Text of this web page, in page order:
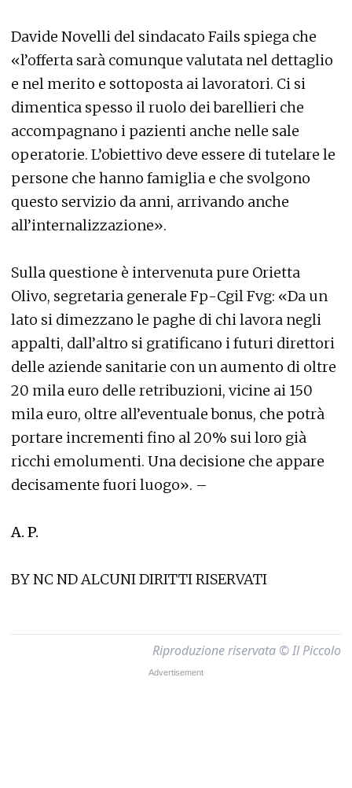
Davide Novelli del sindacato Fails spiega che
«l’offerta sarà comunque valutata nel dettaglio
e nel merito e sottoposta ai lavoratori. Ci si
dimentica spesso il ruolo dei barellieri che
accompagnano i pazienti anche nelle sale
operatorie. L’obiettivo deve essere di tutelare le
persone che hanno famiglia e che svolgono
questo servizio da anni, arrivando anche
all’internalizzazione».
Sulla questione è intervenuta pure Orietta
Olivo, segretaria generale Fp-Cgil Fvg: «Da un
lato si dimezzano le paghe di chi lavora negli
appalti, dall’altro si gratificano i futuri direttori
delle aziende sanitarie con un aumento di oltre
20 mila euro delle retribuzioni, vicine ai 150
mila euro, oltre all’eventuale bonus, che potrà
portare incrementi fino al 20% sui loro già
ricchi emolumenti. Una decisione che appare
decisamente fuori luogo». –
A. P.
BY NC ND ALCUNI DIRITTI RISERVATI
Riproduzione riservata © Il Piccolo